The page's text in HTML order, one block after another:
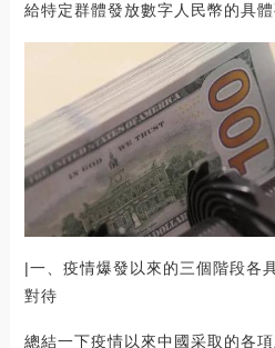
給特定群體發放數字人民幣的具
|一、疫情爆發以來的三個階段各
對待
總結一下疫情以來中國采取的各